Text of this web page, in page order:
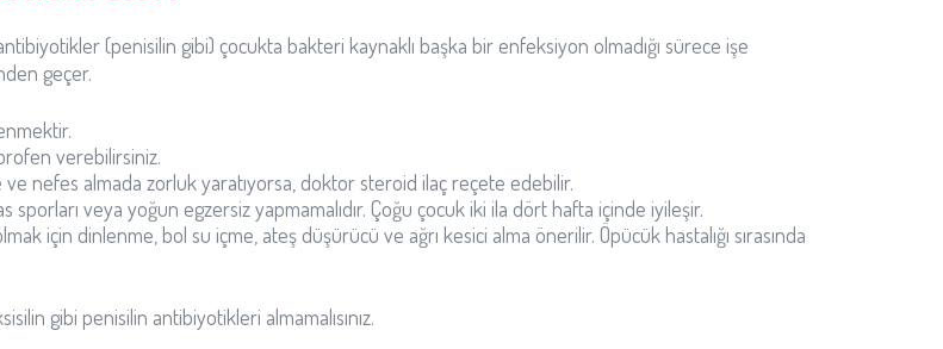
(penisilin gibi) çocukta bakteri kaynaklı başka bir enfeksiyon olmadığı sürece işe
geçer.
verebilirsiniz.
nefes almada zorluk yaratıyorsa, doktor steroid ilaç reçete edebilir.
veya yoğun egzersiz yapmamalıdır. Çoğu çocuk iki ila dört hafta içinde iyileşir.
için dinlenme, bol su içme, ateş düşürücü ve ağrı kesici alma önerilir. Öpücük hastalığı sırasında
gibi penisilin antibiyotikleri almamalısınız.